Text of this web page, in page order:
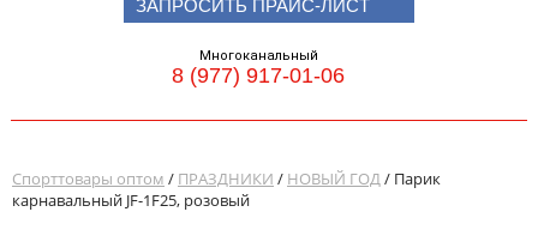
ЗАПРОСИТЬ ПРАЙС-ЛИСТ
Многоканальный
8 (977) 917-01-06
Спорттовары оптом / ПРАЗДНИКИ / НОВЫЙ ГОД/ Парик
карнавальный JF-1F25, розовый